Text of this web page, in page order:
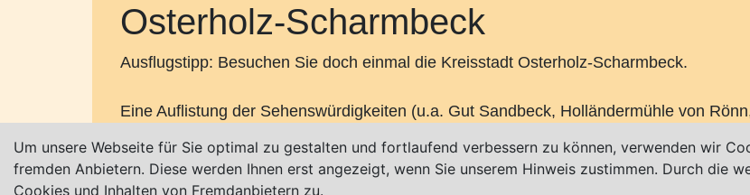
Osterholz-Scharmbeck
Ausflugstipp: Besuchen Sie doch einmal die Kreisstadt Osterholz-Scharmbeck.
Eine Auflistung der Sehenswürdigkeiten (u.a. Gut Sandbeck, Holländermühle von
Weitere Infos: www.osterholz-scharmbeck.de
Um unsere Webseite für Sie optimal zu gestalten und fortlaufend verbessern zu können, verwenden wir
fremden Anbietern. Diese werden Ihnen erst angezeigt, wenn Sie unserem Hinweis zustimmen. Durch die
Cookies und Inhalten von Fremdanbietern zu.